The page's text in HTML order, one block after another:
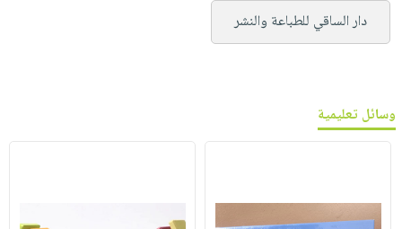
دار الساقي للطباعة والنشر
وسائل تعليمية